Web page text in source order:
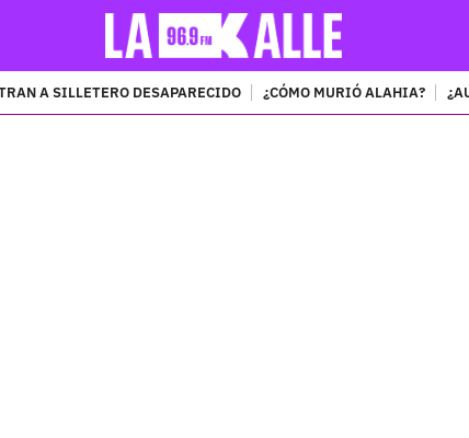
A SILLETERO DESAPARECIDO ¿CÓMO MURIÓ ALAHIA?